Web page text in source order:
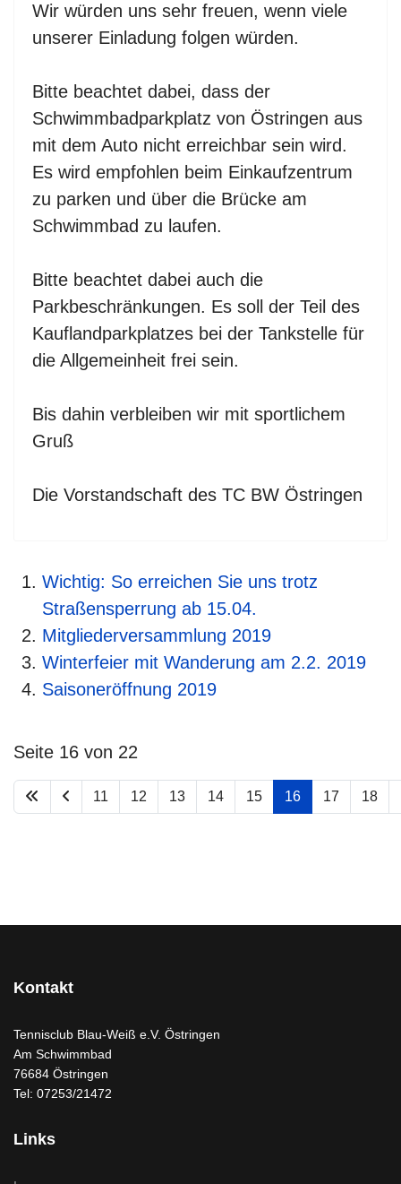
Wir würden uns sehr freuen, wenn viele
unserer Einladung folgen würden.
Bitte beachtet dabei, dass der
Schwimmbadparkplatz von Östringen aus
mit dem Auto nicht erreichbar sein wird.
Es wird empfohlen beim Einkaufzentrum
zu parken und über die Brücke am
Schwimmbad zu laufen.
Bitte beachtet dabei auch die
Parkbeschränkungen. Es soll der Teil des
Kauflandparkplatzes bei der Tankstelle für
die Allgemeinheit frei sein.
Bis dahin verbleiben wir mit sportlichem
Gruß
Die Vorstandschaft des TC BW Östringen
Wichtig: So erreichen Sie uns trotz
Straßensperrung ab 15.04.
Mitgliederversammlung 2019
Winterfeier mit Wanderung am 2.2. 2019
Saisoneröffnung 2019
Seite 16 von 22
11 12 13 14 15 16 17 18
Kontakt
Tennisclub Blau-Weiß e.V. Östringen
Am Schwimmbad
76684 Östringen
Tel: 07253/21472
Links